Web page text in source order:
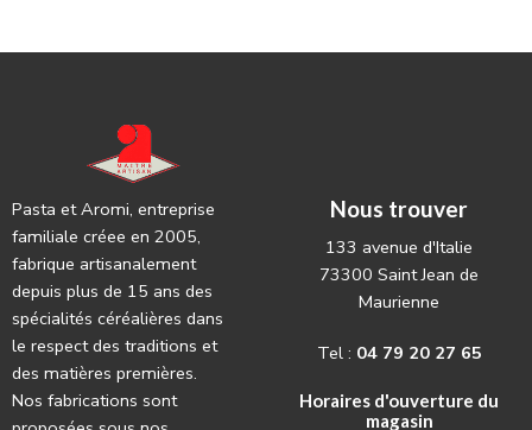
Pasta et Aromi, entreprise
familiale créee en 2005,
fabrique artisanalement
depuis plus de 15 ans des
spécialités céréalières dans
le respect des traditions et
des matières premières.
Nos fabrications sont
Nous trouver
133 avenue d'Italie
73300 Saint Jean de
Maurienne
Tel : 04 79 20 27 65
Horaires d'ouverture du
magasin